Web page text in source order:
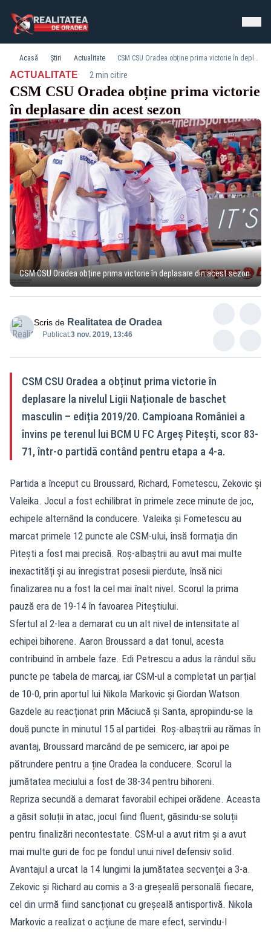
Acasă Știri Actualitate CSM CSU Oradea obține prima victorie în deplasare din acest sezon
ACTUALITATE· 2 min citire
CSM CSU Oradea obține prima victorie
în deplasare din acest sezon
CSM CSU Oradea obține prima victorie în deplasare din acest sezon
Scris de Realitatea de Oradea
Publicat:3 nov. 2019, 13:46
CSM CSU Oradea a obținut prima victorie în
deplasare la nivelul Ligii Naționale de baschet
masculin – ediția 2019/20. Campioana României a
învins pe terenul lui BCM U FC Argeș Pitești, scor 83-
71, într-o partidă contând pentru etapa a 4-a.
Partida a început cu Broussard, Richard, Fometescu, Zekovic și
Valeika. Jocul a fost echilibrat în primele zece minute de joc,
echipele alternând la conducere. Valeika și Fometescu au
marcat primele 12 puncte ale CSM-ului, însă formația din
Pitești a fost mai precisă. Roș-albaștrii au avut mai multe
inexactități și au înregistrat posesii pierdute, însă nici
finalizarea nu a fost la cel mai înalt nivel. Scorul la prima
pauză era de 19-14 în favoarea Piteștiului.
Sfertul al 2-lea a demarat cu un alt nivel de intensitate al
echipei bihorene. Aaron Broussard a dat tonul, acesta
contribuind în ambele faze. Edi Petrescu a adus la rândul său
puncte pe tabela de marcaj, iar CSM-ul a completat un parțial
de 10-0, prin aportul lui Nikola Markovic și Giordan Watson.
Gazdele au reacționat prin Măciucă și Santa, apropiindu-se la
două puncte în minutul 15 al partidei. Roș-albaștrii au rămas în
avantaj, Broussard marcând de pe semicerc, iar apoi pe
pătrundere pentru a ține Oradea la conducere. Scorul la
jumătatea meciului a fost de 38-34 pentru bihoreni.
Repriza secundă a demarat favorabil echipei orădene. Aceasta
a găsit soluții în atac, jocul fiind fluent, găsindu-se soluții
pentru finalizări necontestate. CSM-ul a avut ritm și a avut
mai multe guri de foc pe fondul unui nivel defensiv solid.
Avantajul a urcat la 14 lungimi la jumătatea secvenței a 3-a.
Zekovic și Richard au comis a 3-a greșeală personală fiecare,
cel din urmă fiind sancționat cu greșeală antisportivă. Nikola
Markovic a realizat o acțiune de mare efect, servindu-l